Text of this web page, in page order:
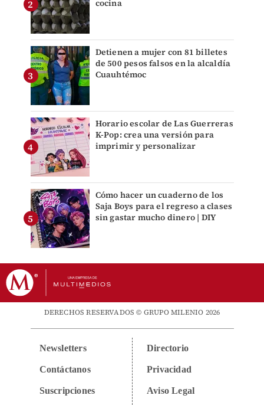
cocina
Detienen a mujer con 81 billetes
de 500 pesos falsos en la alcaldía
Cuauhtémoc
Horario escolar de Las Guerreras
K-Pop: crea una versión para
imprimir y personalizar
Cómo hacer un cuaderno de los
Saja Boys para el regreso a clases
sin gastar mucho dinero | DIY
DERECHOS RESERVADOS © GRUPO MILENIO 2026
Newsletters
Contáctanos
Suscripciones
Directorio
Privacidad
Aviso Legal